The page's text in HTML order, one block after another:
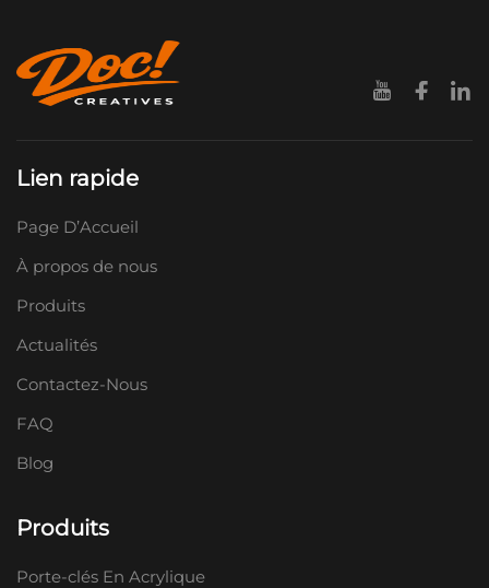
Lien rapide
Page D’Accueil
À propos de nous
Produits
Actualités
Contactez-Nous
FAQ
Blog
Produits
Porte-clés En Acrylique